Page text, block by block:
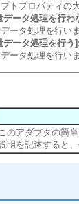
トプロパティの
データ処理を行わ
ータ処理を行い
データ処理を行う
ータ処理を行い
のアダプタの簡
明を記述すると